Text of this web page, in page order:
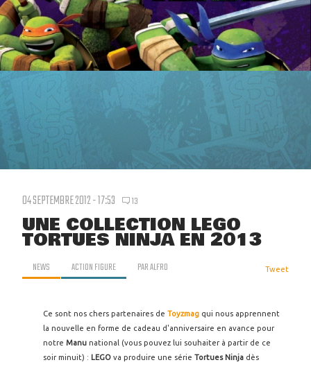
04 SEPTEMBRE 2012 - 17:53 13
UNE COLLECTION LEGO
TORTUES NINJA EN 2013
NEWS ACTION FIGURE PARALFRO Tweet
Ce sont nos chers partenaires de Toyzmag qui nous apprennent
la nouvelle en forme de cadeau d'anniversaire en avance pour
notre Manu national (vous pouvez lui souhaiter à partir de ce
soir minuit) : LEGO va produire une série Tortues Ninja dès